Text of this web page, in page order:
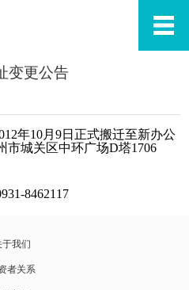
变更公告
年10月9日正式搬迁至新办公
市城关区中环广场D塔1706
8462117
于我们
者关系